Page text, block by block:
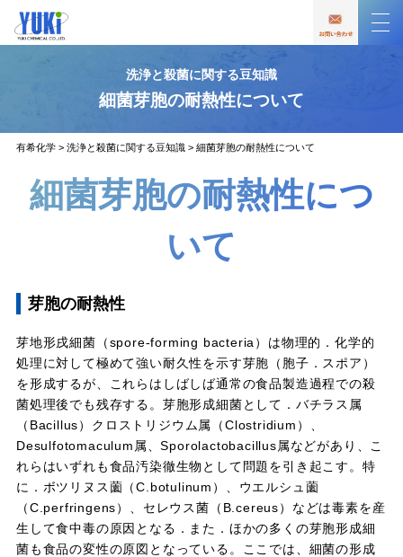
洗浄と殺菌に関する豆知識
細菌芽胞の耐熱性について
有希化学> 洗浄と殺菌に関する豆知識> 細菌芽胞の耐熱性について
細菌芽胞の耐熱性につ
いて
芽胞の耐熱性
芽地形戌細菌（spore-forming bacteria）は物理的．化学的
処理に対して極めて強い耐久性を示す芽胞（胞子．スポア）
を形成するが、これらはしばしば通常の食品製造過程での殺
菌処理後でも残存する。芽胞形成細菌として．バチラス属
（Bacillus）クロストリジウム属（Clostridium）、
Desulfotomaculum属、Sporolactobacillus属などがあり、こ
れらはいずれも食品汚染徹生物として問題を引き起こす。特
に．ボツリヌス薗（C.botulinum）、ウエルシュ薗
（C.perfringens）、セレウス菌（B.cereus）などは毒素を産
生して食中毒の原因となる．また．ほかの多くの芽胞形成細
菌も食品の変性の原図となっている。ここでは、細菌の形成